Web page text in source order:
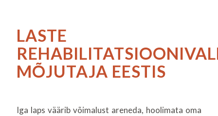
LASTE
MÕJUTAJA EESTIS
Iga laps väärib võimalust areneda, hoolimata oma